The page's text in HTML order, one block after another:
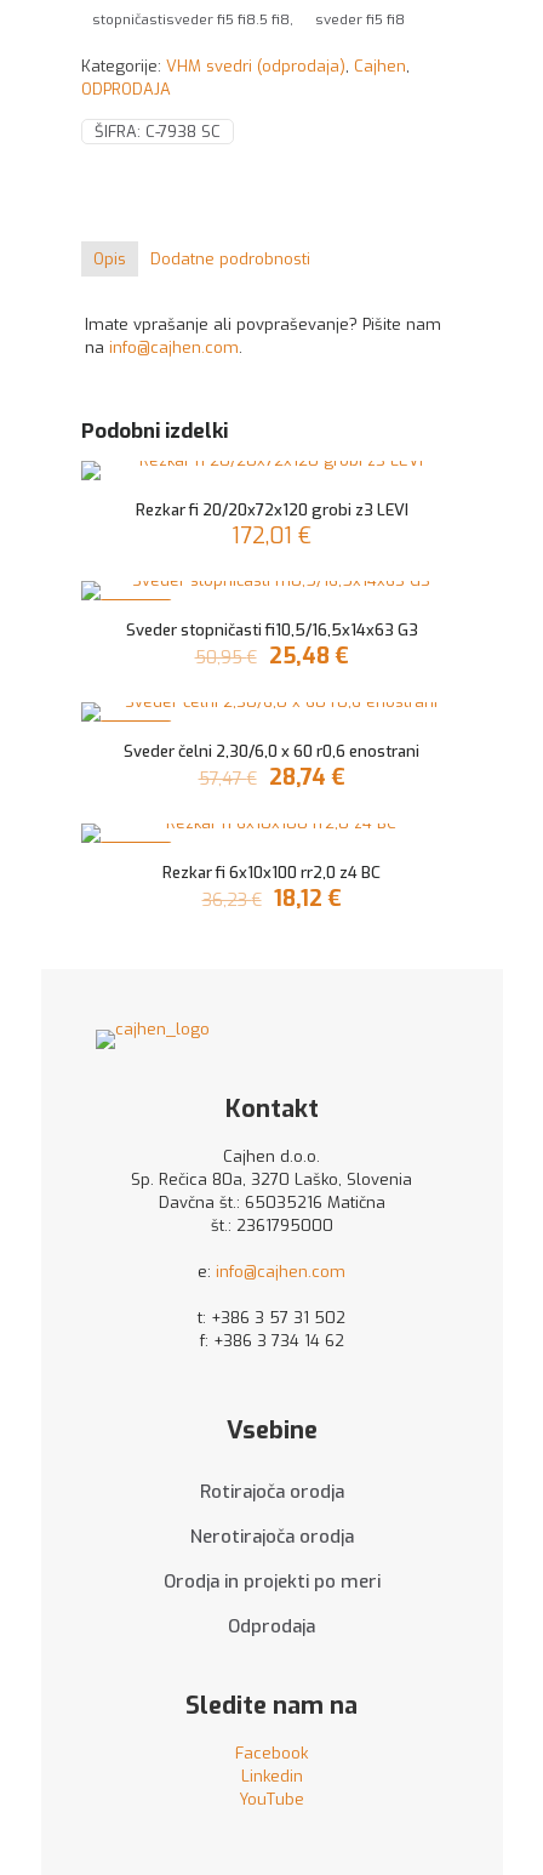
stopničastisveder fi5 fi8.5 fi8,
sveder fi5 fi8
Kategorije: VHM svedri (odprodaja), Cajhen,
ODPRODAJA
ŠIFRA: C-7938 SC
Opis Dodatne podrobnosti
Imate vprašanje ali povpraševanje? Pišite nam
na info@cajhen.com.
Podobni izdelki
Rezkar fi 20/20x72x120 grobi z3 LEVI
172,01 €
Sveder stopničasti fi10,5/16,5x14x63 G3
50,95€ Izvirna
je
50,95 €.
25,48€Trenutna
je:
Sveder čelni 2,30/6,0 x 60 r0,6 enostrani
57,47€ Izvirna
je
57,47 €.
28,74€Trenutna
je:
Rezkar fi 6x10x100 rr2,0 z4 BC
36,23€ Izvirna
18,12€Trenutna
Kontakt
Cajhen d.o.o.
Sp. Rečica 80a, 3270 Laško, Slovenia
Davčna št.: 65035216 Matična
št.: 2361795000
e: info@cajhen.com
t: +386 3 57 31 502
f: +386 3 734 14 62
Vsebine
Rotirajoča orodja
Nerotirajoča orodja
Orodja in projekti po meri
Odprodaja
Sledite nam na
Facebook
Linkedin
YouTube